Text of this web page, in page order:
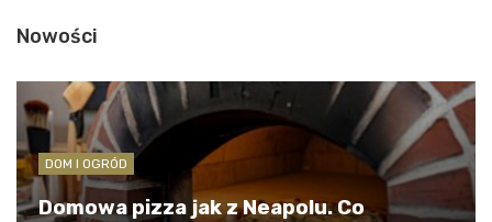
Nowości
DOM I OGRÓD
Domowa pizza jak z Neapolu. Co